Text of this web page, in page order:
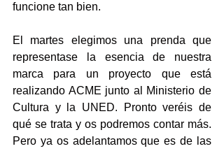
funcione tan bien.
El martes elegimos una prenda que
representase la esencia de nuestra
marca para un proyecto que está
realizando ACME junto al Ministerio de
Cultura y la UNED. Pronto veréis de
qué se trata y os podremos contar más.
Pero ya os adelantamos que es de las